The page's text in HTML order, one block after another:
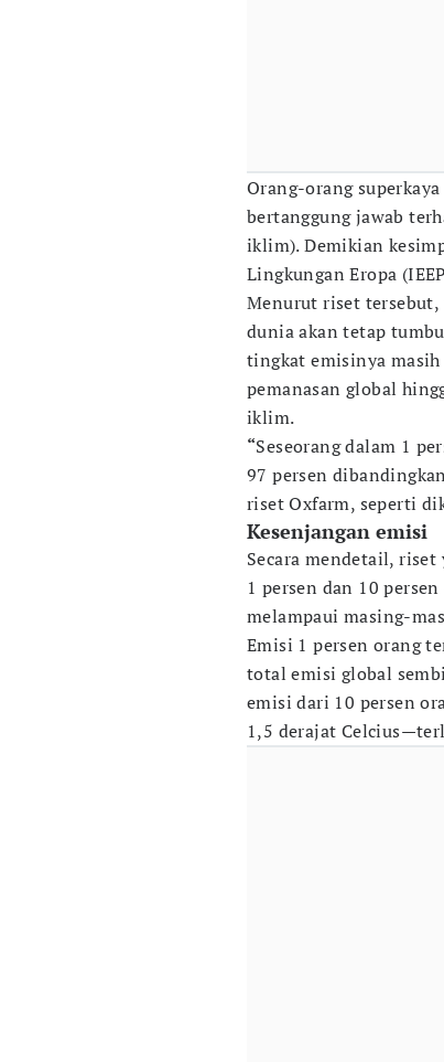
Orang-orang
bertanggung jawab
iklim). Demikian
Lingkungan Eropa
Menurut riset tersebut,
dunia akan tetap
tingkat emisinya masih
pemanasan global
iklim.
“Seseorang dalam 1
97 persen
riset Oxfarm, seperti
Kesenjangan emisi
Secara mendetail, riset
1 persen dan 10 persen
melampaui masing-
Emisi 1 persen orang
total emisi global
emisi dari 10 persen
1,5 derajat